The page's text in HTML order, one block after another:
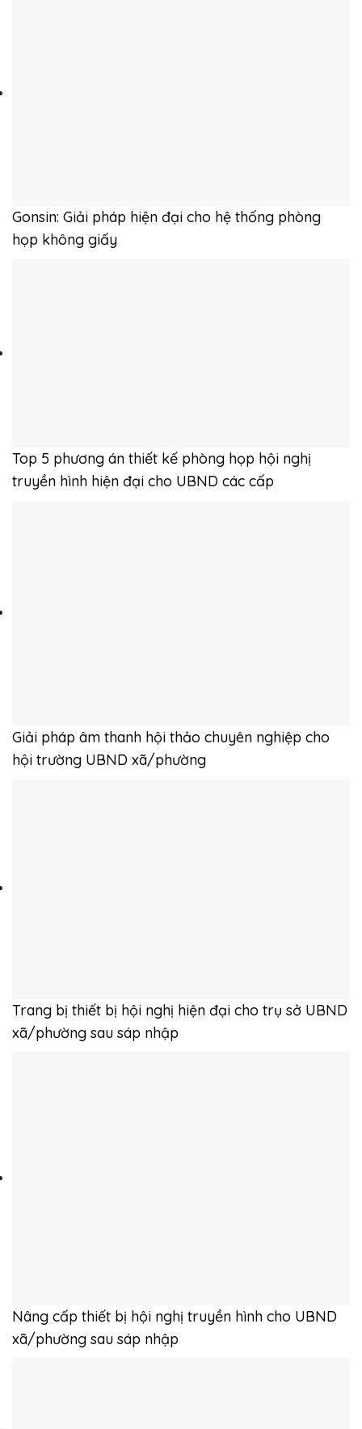
Gonsin: Giải pháp hiện đại cho hệ thống phòng
họp không giấy
Top 5 phương án thiết kế phòng họp hội nghị
truyền hình hiện đại cho UBND các cấp
Giải pháp âm thanh hội thảo chuyên nghiệp cho
hội trường UBND xã/phường
Trang bị thiết bị hội nghị hiện đại cho trụ sở UBND
xã/phường sau sáp nhập
Nâng cấp thiết bị hội nghị truyền hình cho UBND
xã/phường sau sáp nhập